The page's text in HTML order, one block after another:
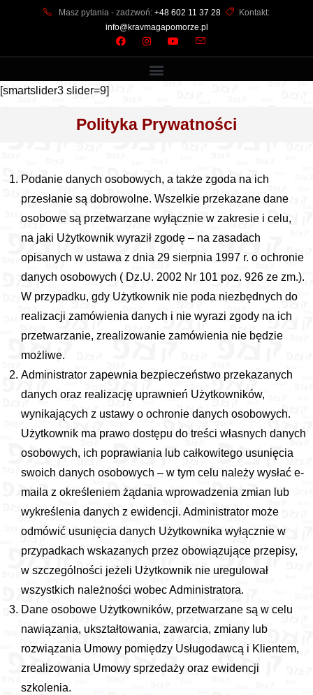
Masz pytania - zadzwoń: +48 602 11 37 28
Kontakt:
info@kravmagapomorze.pl
[smartslider3 slider=9]
Polityka Prywatności
Podanie danych osobowych, a także zgoda na ich
przesłanie są dobrowolne. Wszelkie przekazane dane
osobowe są przetwarzane wyłącznie w zakresie i celu,
na jaki Użytkownik wyraził zgodę – na zasadach
opisanych w ustawa z dnia 29 sierpnia 1997 r. o ochronie
danych osobowych ( Dz.U. 2002 Nr 101 poz. 926 ze zm.).
W przypadku, gdy Użytkownik nie poda niezbędnych do
realizacji zamówienia danych i nie wyrazi zgody na ich
przetwarzanie, zrealizowanie zamówienia nie będzie
możliwe.
Administrator zapewnia bezpieczeństwo przekazanych
danych oraz realizację uprawnień Użytkowników,
wynikających z ustawy o ochronie danych osobowych.
Użytkownik ma prawo dostępu do treści własnych danych
osobowych, ich poprawiania lub całkowitego usunięcia
swoich danych osobowych – w tym celu należy wysłać e-
maila z określeniem żądania wprowadzenia zmian lub
wykreślenia danych z ewidencji. Administrator może
odmówić usunięcia danych Użytkownika wyłącznie w
przypadkach wskazanych przez obowiązujące przepisy,
w szczególności jeżeli Użytkownik nie uregulował
wszystkich należności wobec Administratora.
Dane osobowe Użytkowników, przetwarzane są w celu
nawiązania, ukształtowania, zawarcia, zmiany lub
rozwiązania Umowy pomiędzy Usługodawcą i Klientem,
zrealizowania Umowy sprzedaży oraz ewidencji
szkolenia.